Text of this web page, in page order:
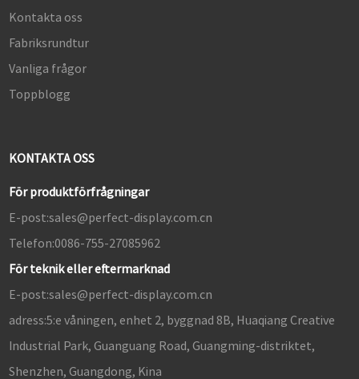
Kontakta oss
Fabriksrundtur
Vanliga frågor
Toppblogg
KONTAKTA OSS
För produktförfrågningar
E-post:sales@perfect-display.com.cn
Telefon:0086-755-27085962
För teknik eller eftermarknad
E-post:sales@perfect-display.com.cn
adress:5:e våningen, enhet 2, byggnad 8B, Huaqiang Creative
Industrial Park, Guanguang Road, Guangming-distriktet,
Shenzhen, Guangdong, Kina